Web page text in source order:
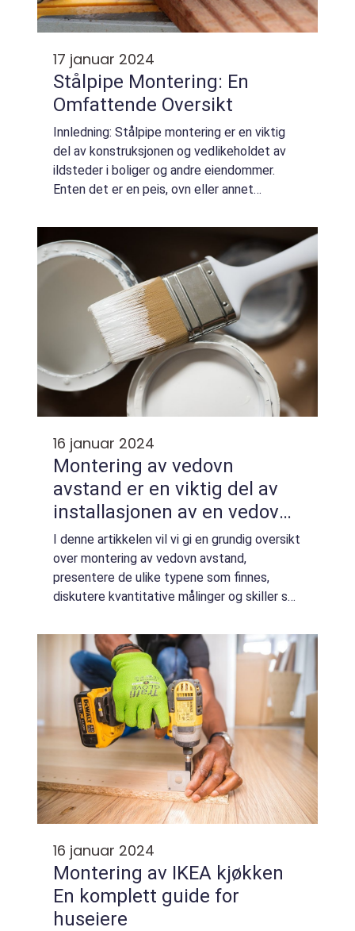
17 januar 2024
Stålpipe Montering: En
Omfattende Oversikt
Innledning: Stålpipe montering er en viktig
del av konstruksjonen og vedlikeholdet av
ildsteder i boliger og andre eiendommer.
Enten det er en peis, ovn eller annet
stålpipe, er det avgjørende å forstå de ulike
...
16 januar 2024
Montering av vedovn
avstand er en viktig del av
installasjonen av en vedovn
og er avgjørende for å sikre
trygg og effektiv drift
I denne artikkelen vil vi gi en grundig oversikt
over montering av vedovn avstand,
presentere de ulike typene som finnes,
diskutere kvantitative målinger og skiller seg
gjennomgang av fordeler og ulemper.
Montering av...
16 januar 2024
Montering av IKEA kjøkken
En komplett guide for
huseiere